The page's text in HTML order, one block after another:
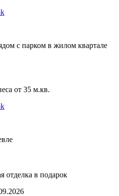
от 35 м.кв.
отделка в подарок